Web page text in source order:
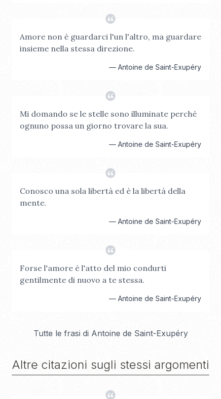
Amore non è guardarci l'un l'altro, ma guardare
insieme nella stessa direzione.
— Antoine de Saint-Exupéry
Mi domando se le stelle sono illuminate perché
ognuno possa un giorno trovare la sua.
— Antoine de Saint-Exupéry
Conosco una sola libertà ed è la libertà della
mente.
— Antoine de Saint-Exupéry
Forse l'amore è l'atto del mio condurti
gentilmente di nuovo a te stessa.
— Antoine de Saint-Exupéry
Tutte le frasi di Antoine de Saint-Exupéry
Altre citazioni sugli stessi argomenti